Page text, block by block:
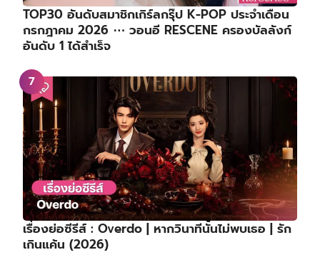
TOP30 อันดับสมาชิกเกิร์ลกรุ๊ป K-POP ประจำเดือน
กรกฎาคม 2026 ⋯ วอนอี RESCENE ครองบัลลังก์
อันดับ 1 ได้สำเร็จ
เรื่องย่อซีรีส์ : Overdo | หากวินาทีนั้นไม่พบเธอ | รัก
เกินแค้น (2026)